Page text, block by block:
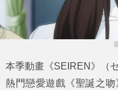
本季動畫 《SEIREN》
（
熱門戀愛遊戲 《聖誕之吻